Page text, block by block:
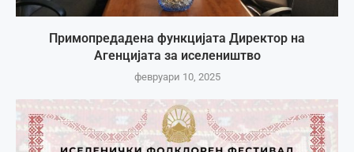
Примопредадена функцијата Директор на
Агенцијата за иселеништво
февруари 10, 2025